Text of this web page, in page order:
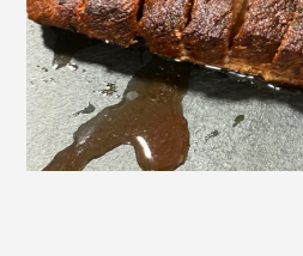
Brioșe și Checuri
Budinci, Jeleuri și Sufleuri
Cheesecake
Cozonaci